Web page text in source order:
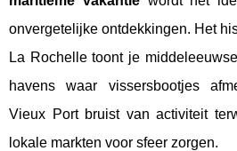
onvergetelijke ontdekkingen. Het
La Rochelle toont je
havens waar vissersbootjes
Vieux Port bruist van activiteit
lokale markten voor sfeer zorgen.